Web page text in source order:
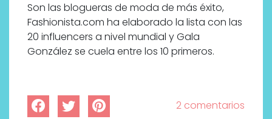
Son las blogueras de moda de más éxito,
Fashionista.com ha elaborado la lista con las
20 influencers a nivel mundial y Gala
González se cuela entre los 10 primeros.
2 comentarios